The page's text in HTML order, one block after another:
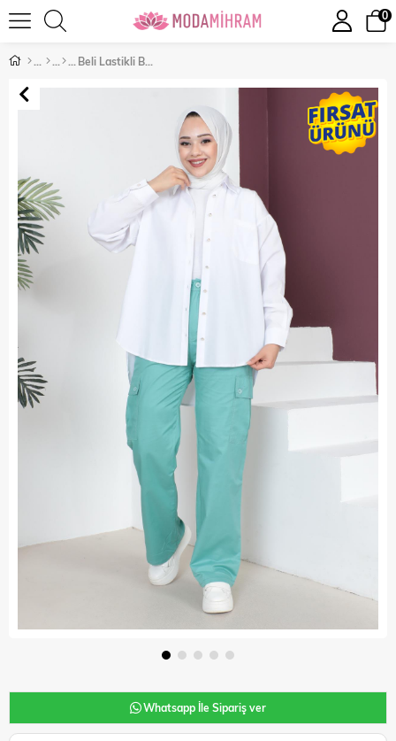
0
Beli Lastikli Bol Paça Pantolon Mint 6071
Whatsapp İle Sipariş ver